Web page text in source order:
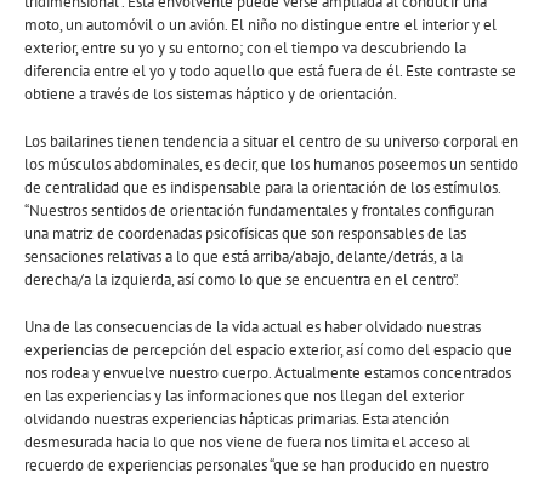
moto, un automóvil o un avión. El niño no distingue entre el interior y el
exterior, entre su yo y su entorno; con el tiempo va descubriendo la
diferencia entre el yo y todo aquello que está fuera de él. Este contraste se
obtiene a través de los sistemas háptico y de orientación.
Los bailarines tienen tendencia a situar el centro de su universo corporal en
los músculos abdominales, es decir, que los humanos poseemos un sentido
de centralidad que es indispensable para la orientación de los estímulos.
“Nuestros sentidos de orientación fundamentales y frontales configuran
una matriz de coordenadas psicofísicas que son responsables de las
sensaciones relativas a lo que está arriba/abajo, delante/detrás, a la
derecha/a la izquierda, así como lo que se encuentra en el centro”.
Una de las consecuencias de la vida actual es haber olvidado nuestras
experiencias de percepción del espacio exterior, así como del espacio que
nos rodea y envuelve nuestro cuerpo. Actualmente estamos concentrados
en las experiencias y las informaciones que nos llegan del exterior
olvidando nuestras experiencias hápticas primarias. Esta atención
desmesurada hacia lo que nos viene de fuera nos limita el acceso al
recuerdo de experiencias personales “que se han producido en nuestro